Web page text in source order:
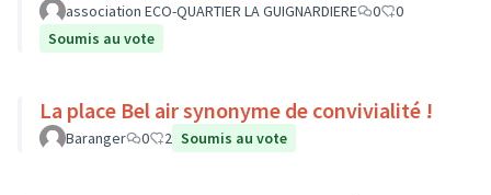
association ECO-QUARTIER LA GUIGNARDIERE 0
0
Soumis au vote
La place Bel air synonyme de convivialité !
Baranger 0 2 Soumis au vote